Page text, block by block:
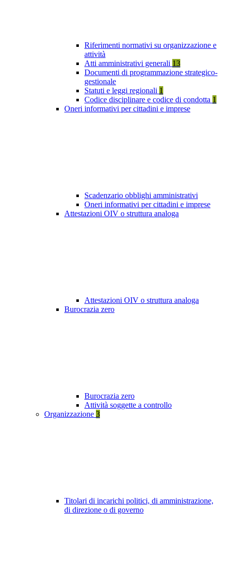
Riferimenti normativi su organizzazione e
attività
Atti amministrativi generali 13
Documenti di programmazione strategico-
gestionale
Statuti e leggi regionali 1
Codice disciplinare e codice di condotta 1
Oneri informativi per cittadini e imprese
Scadenzario obblighi amministrativi
Oneri informativi per cittadini e imprese
Attestazioni OIV o struttura analoga
Attestazioni OIV o struttura analoga
Burocrazia zero
Burocrazia zero
Attività soggette a controllo
Organizzazione 3
Titolari di incarichi politici, di amministrazione,
di direzione o di governo